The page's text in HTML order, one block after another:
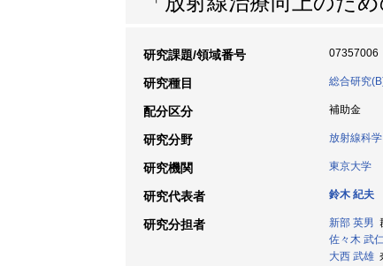
研究課題/領域番号 07357006
研究種目 総合研究
配分区分 補助金
研究分野 放射線科学
研究機関 東京大学
研究代表者 鈴木 紀夫
研究分担者 新部 英男
佐々木 武
大西 武雄